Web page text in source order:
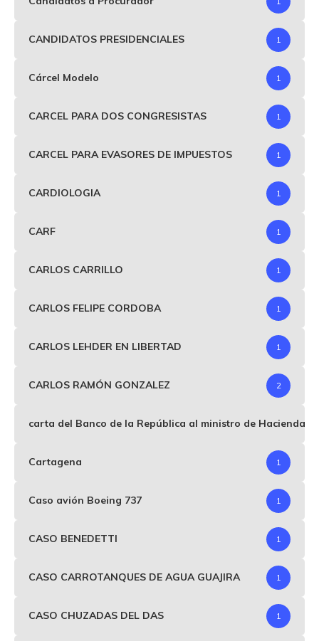
CANDIDATOS PRESIDENCIALES 1
Cárcel Modelo 1
CARCEL PARA DOS CONGRESISTAS 1
CARCEL PARA EVASORES DE IMPUESTOS 1
CARDIOLOGIA 1
CARF 1
CARLOS CARRILLO 1
CARLOS FELIPE CORDOBA 1
CARLOS LEHDER EN LIBERTAD 1
CARLOS RAMÓN GONZALEZ 2
carta del Banco de la República al ministro de Hacienda
Cartagena 1
Caso avión Boeing 737 1
CASO BENEDETTI 1
CASO CARROTANQUES DE AGUA GUAJIRA 1
CASO CHUZADAS DEL DAS 1